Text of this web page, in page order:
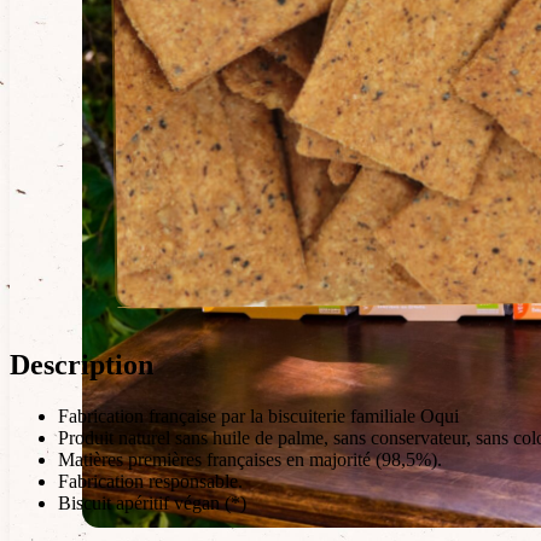
Description
Fabrication française par la biscuiterie familiale Oqui
Produit naturel sans huile de palme, sans conservateur, sans
Matières premières françaises en majorité (98,5%).
Fabrication responsable.
Biscuit apéritif végan (*)